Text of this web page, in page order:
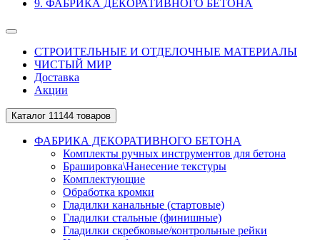
9. ФАБРИКА ДЕКОРАТИВНОГО БЕТОНА
СТРОИТЕЛЬНЫЕ И ОТДЕЛОЧНЫЕ МАТЕРИАЛЫ
ЧИСТЫЙ МИР
Доставка
Акции
Каталог 11144 товаров
ФАБРИКА ДЕКОРАТИВНОГО БЕТОНА
Комплекты ручных инструментов для бетона
Брашировка\Нанесение текстуры
Комплектующие
Обработка кромки
Гладилки канальные (стартовые)
Гладилки стальные (финишные)
Гладилки скребковые/контрольные рейки